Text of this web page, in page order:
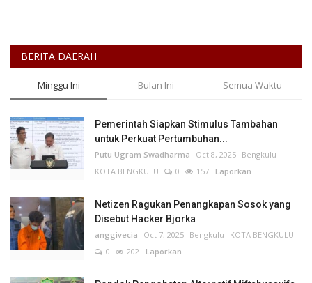
BERITA DAERAH
Minggu Ini Bulan Ini Semua Waktu
Pemerintah Siapkan Stimulus Tambahan
untuk Perkuat Pertumbuhan...
Putu Ugram Swadharma Oct 8, 2025 Bengkulu
KOTA BENGKULU
0 157 Laporkan
Netizen Ragukan Penangkapan Sosok yang
Disebut Hacker Bjorka
anggivecia Oct 7, 2025 Bengkulu
KOTA BENGKULU
0
202 Laporkan